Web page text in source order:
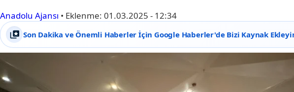
Anadolu Ajansı • Eklenme: 01.03.2025 - 12:34
Son Dakika ve Önemli Haberler İçin Google Haberler'de Bizi Kaynak